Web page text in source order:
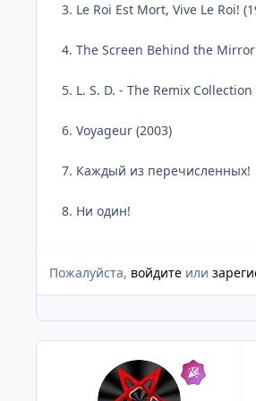
3. Le Roi Est Mort, Vive Le Roi!
4. The Screen Behind the Mirror
5. L. S. D. - The Remix Collection
6. Voyageur (2003)
7. Каждый из перечисленных!
8. Ни один!
Пожалуйста, войдите или